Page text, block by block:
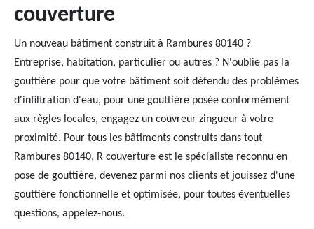
couverture
Un nouveau bâtiment construit à Rambures 80140 ?
Entreprise, habitation, particulier ou autres ? N'oublie pas la
gouttière pour que votre bâtiment soit défendu des problèmes
d'infiltration d'eau, pour une gouttière posée conformément
aux règles locales, engagez un couvreur zingueur à votre
proximité. Pour tous les bâtiments construits dans tout
Rambures 80140, R couverture est le spécialiste reconnu en
pose de gouttière, devenez parmi nos clients et jouissez d'une
gouttière fonctionnelle et optimisée, pour toutes éventuelles
questions, appelez-nous.